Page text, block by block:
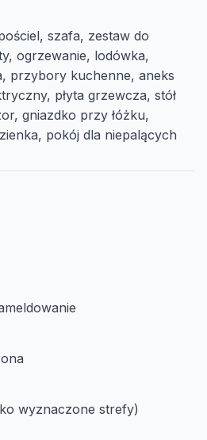
szafa, zestaw do
ogrzewanie, lodówka,
przybory kuchenne, aneks
płyta grzewcza, stół
gniazdko przy łóżku,
pokój dla niepalących
wyznaczone strefy)